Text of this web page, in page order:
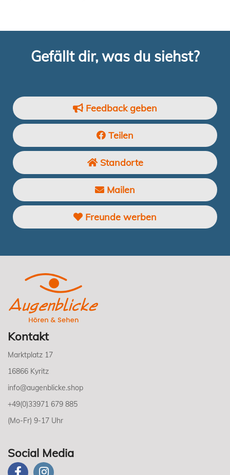
Gefällt dir, was du siehst?
Feedback geben
Teilen
Standorte
Mailen
Freunde werben
Kontakt
Marktplatz 17
16866 Kyritz
info@augenblicke.shop
+49(0)33971 679 885
(Mo-Fr) 9-17 Uhr
Social Media